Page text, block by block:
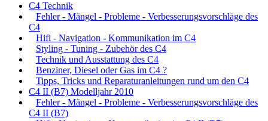
C4 Technik
Fehler - Mängel - Probleme - Verbesserungsvorschläge des
C4
Hifi - Navigation - Kommunikation im C4
Styling - Tuning - Zubehör des C4
Technik und Ausstattung des C4
Benziner, Diesel oder Gas im C4 ?
Tipps, Tricks und Reparaturanleitungen rund um den C4
C4 II (B7) Modelljahr 2010
Fehler - Mängel - Probleme - Verbesserungsvorschläge des
C4 II (B7)